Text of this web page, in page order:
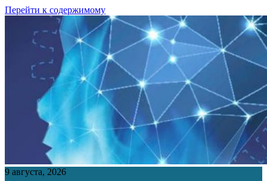
Перейти к содержимому
9 августа, 2026